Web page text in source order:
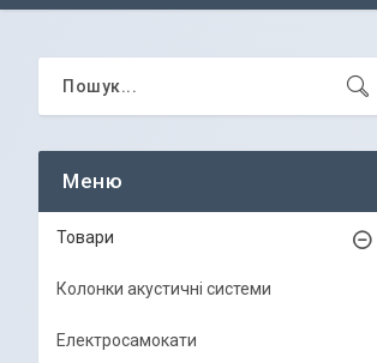
Товари
Колонки акустичні системи
Електросамокати